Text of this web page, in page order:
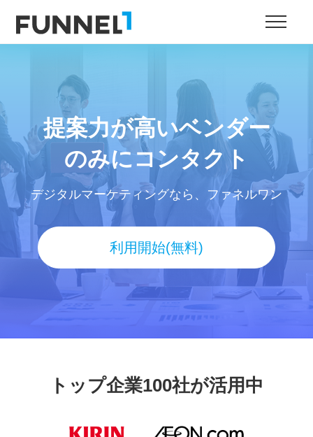
提案力が高いベンダー
のみにコンタクト
デジタルマーケティングなら、ファネルワン
利用開始(無料)
トップ企業100社が活用中